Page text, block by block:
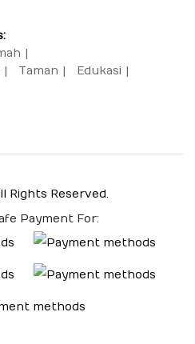
Taman
Edukasi
Rights Reserved.
Payment For: